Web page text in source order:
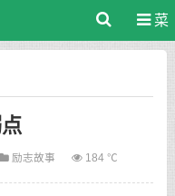
菜
励志故事 184 ℃